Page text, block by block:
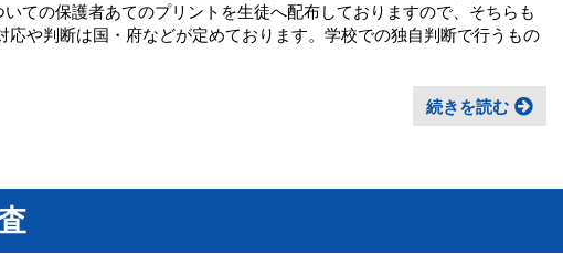
ての保護者あてのプリントを生徒へ配布しておりますので、そちらも
応や判断は国・府などが定めております。学校での独自判断で行うもの
続きを読む